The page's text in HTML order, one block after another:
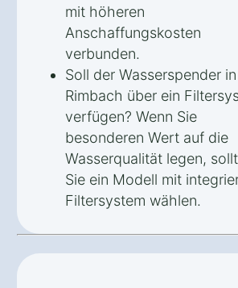
mit höheren
Anschaffungskosten
verbunden.
Soll der Wasserspender in
Rimbach über ein
verfügen? Wenn Sie
besonderen Wert auf die
Wasserqualität legen,
Sie ein Modell mit
Filtersystem wählen.